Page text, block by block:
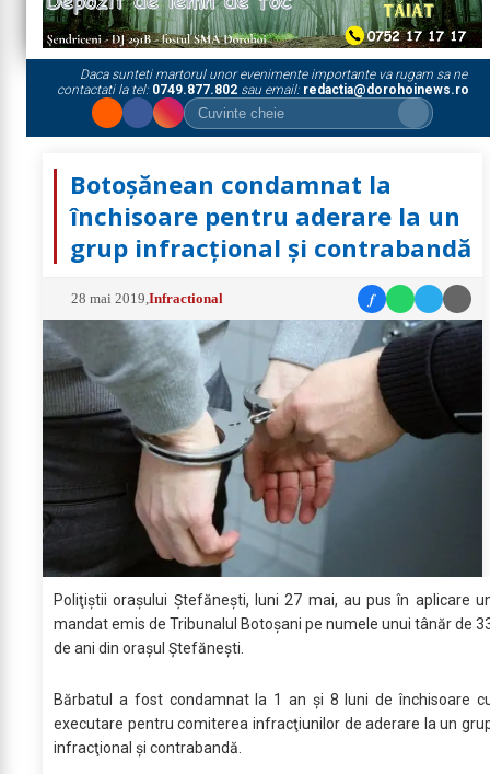
Daca sunteti martorul unor evenimente importante va rugam sa ne
contactati la tel: 0749.877.802sau email: redactia@dorohoinews.ro
Botoșănean condamnat la
închisoare pentru aderare la un
grup infracţional şi contrabandă
28 mai 2019 ,Infractional f
Poliţiştii oraşului Ştefăneşti, luni 27 mai, au pus în aplicare
mandat emis de Tribunalul Botoşani pe numele unui tânăr de
de ani din oraşul Ştefăneşti.
Bărbatul a fost condamnat la 1 an şi 8 luni de închisoare
executare pentru comiterea infracţiunilor de aderare la un
infracţional şi contrabandă.